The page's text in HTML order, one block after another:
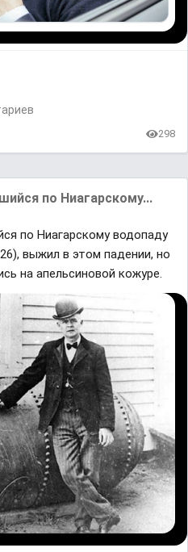
298
по Ниагарскому...
по Ниагарскому водопаду
выжил в этом падении, но
на апельсиновой кожуре.